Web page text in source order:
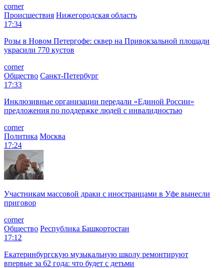
corner
Происшествия Нижегородская область
17:34
Розы в Новом Петергофе: сквер на Привокзальной площади
украсили 770 кустов
corner
Общество Санкт-Петербург
17:33
Инклюзивные организации передали «Единой России»
предложения по поддержке людей с инвалидностью
corner
Политика Москва
17:24
Участникам массовой драки с иностранцами в Уфе вынесли
приговор
corner
Общество Республика Башкортостан
17:12
Екатеринбургскую музыкальную школу ремонтируют
впервые за 62 года: что будет с детьми